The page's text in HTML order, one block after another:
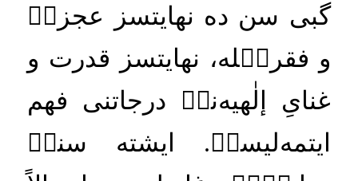
گبى سن ده نهايتسز
عجزكۡ
و فقركۡله، نهايتسز قدرت و
غناىِ
إلٰهيهنكۡ درجاتنى
فهم
ايتمهليسكۡ. ايشته
سنكۡ